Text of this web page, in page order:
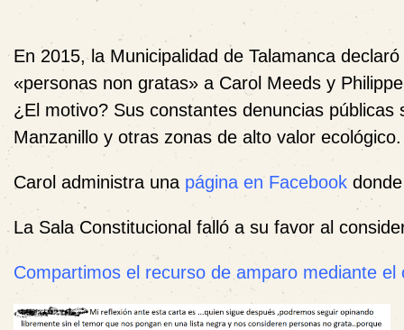
En 2015, la Municipalidad de Talamanca declaró
«personas non gratas» a Carol Meeds y
¿ El motivo? Sus constantes denuncias públicas
Manzanillo y otras zonas de alto valor ecológico.
Carol administra una página en Facebook
La SalaConstitucional falló a su favor al
Compartimos el recurso de amparo mediante el